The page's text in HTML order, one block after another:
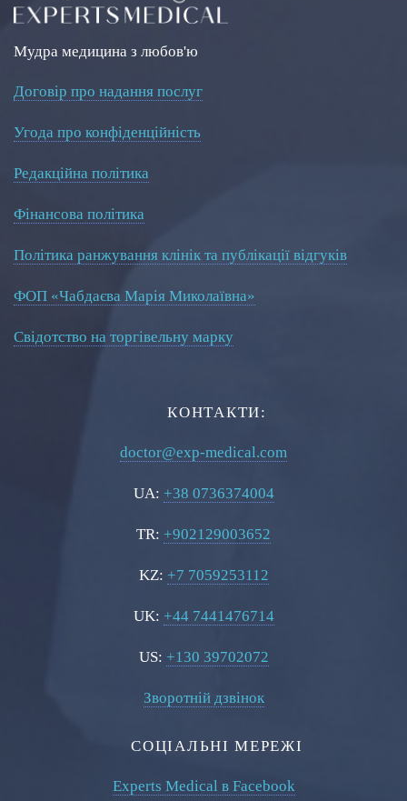
Мудра медицина з любов'ю
Договір про надання послуг
Угода про конфіденційність
Редакційна політика
Фінансова політика
Політика ранжування клінік та публікації відгуків
ФОП «Чабдаєва Марія Миколаївна»
Свідотство на торгівельну марку
КОНТАКТИ:
doctor@exp-medical.com
UA: +38 0736374004
TR: +902129003652
KZ: +7 7059253112
UK: +44 7441476714
US: +130 39702072
Зворотній дзвінок
СОЦІАЛЬНІ МЕРЕЖІ
Experts Medical в Facebook